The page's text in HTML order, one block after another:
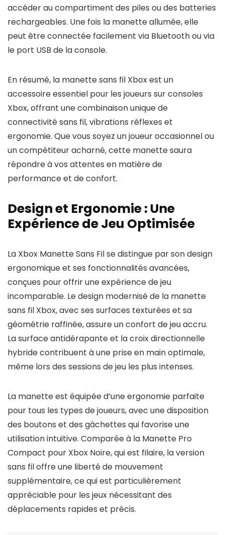
accéder au compartiment des piles ou des batteries
rechargeables. Une fois la manette allumée, elle
peut être connectée facilement via Bluetooth ou via
le port USB de la console.
En résumé, la manette sans fil Xbox est un
accessoire essentiel pour les joueurs sur consoles
Xbox, offrant une combinaison unique de
connectivité sans fil, vibrations réflexes et
ergonomie. Que vous soyez un joueur occasionnel ou
un compétiteur acharné, cette manette saura
répondre à vos attentes en matière de
performance et de confort.
Design et Ergonomie : Une
Expérience de Jeu Optimisée
La Xbox Manette Sans Fil se distingue par son design
ergonomique et ses fonctionnalités avancées,
conçues pour offrir une expérience de jeu
incomparable. Le design modernisé de la manette
sans fil Xbox, avec ses surfaces texturées et sa
géométrie raffinée, assure un confort de jeu accru.
La surface antidérapante et la croix directionnelle
hybride contribuent à une prise en main optimale,
même lors des sessions de jeu les plus intenses.
La manette est équipée d’une ergonomie parfaite
pour tous les types de joueurs, avec une disposition
des boutons et des gâchettes qui favorise une
utilisation intuitive. Comparée à la Manette Pro
Compact pour Xbox Noire, qui est filaire, la version
sans fil offre une liberté de mouvement
supplémentaire, ce qui est particulièrement
appréciable pour les jeux nécessitant des
déplacements rapides et précis.